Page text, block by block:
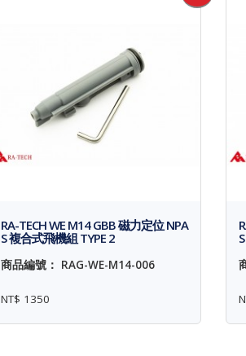
RA-TECH WE M14 GBB 磁力定位 NPA
S 複合式飛機組 TYPE 2
商品編號： RAG-WE-M14-006
NT$ 1350